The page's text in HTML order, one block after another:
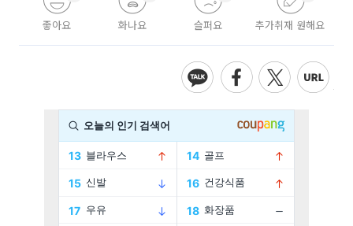
좋아요 화나요 슬퍼요 추가취재 원해요